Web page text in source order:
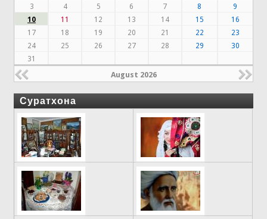
3
4 5 6 7 8
9
10
11 12 13 14 15
16
17
18 19 20 21 22
23
24
25 26 27 28 29
30
31
August 2026
Суратхона